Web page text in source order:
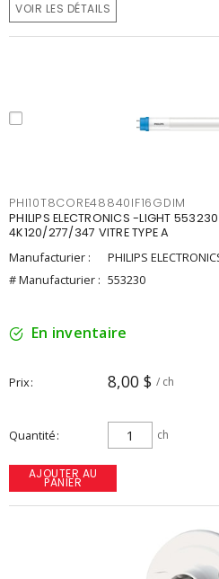
VOIR LES DÉTAILS
PHI10T8CORE48840IF16GDIM
PHILIPS ELECTRONICS -LIGHT
4K120/277/347 VITRE TYPE A
Manufacturier :
PHILIPS
# Manufacturier : 553230
En inventaire
Prix 8,00 $ / ch
Quantité ch
AJOUTER AU
PANIER